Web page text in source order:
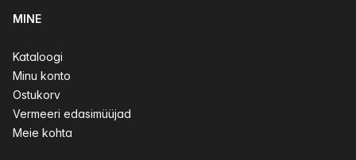
MINE
Kataloogi
Minu konto
Ostukorv
Vermeeri edasimüüjad
Meie kohta